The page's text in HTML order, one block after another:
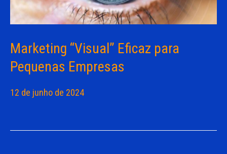
Marketing “Visual” Eficaz para
Pequenas Empresas
12 de junho de 2024